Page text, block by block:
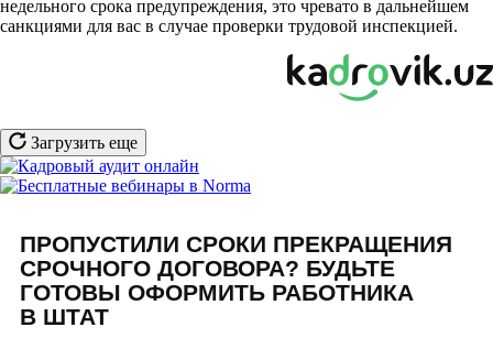
недельного срока предупреждения, это чревато в дальнейшем
санкциями для вас в случае проверки трудовой инспекцией.
Загрузить еще
ПРОПУСТИЛИ СРОКИ ПРЕКРАЩЕНИЯ
СРОЧНОГО ДОГОВОРА? БУДЬТЕ
ГОТОВЫ ОФОРМИТЬ РАБОТНИКА
В ШТАТ